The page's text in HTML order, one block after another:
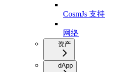
CosmJs 支持
网络
资产
dApp